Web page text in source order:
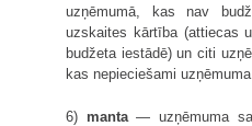
uzņēmumā, kas nav
uzskaites kārtība (attiecas
budžeta iestādē) un citi
kas nepieciešami
6) manta— uzņēmuma